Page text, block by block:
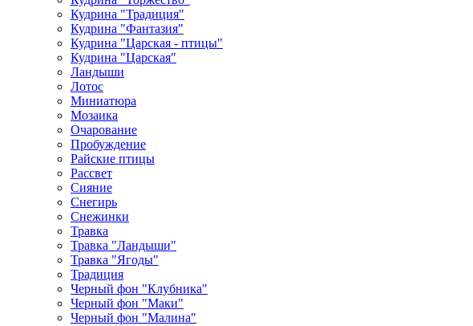
Кудрина "Традиция"
Кудрина "Фантазия"
Кудрина "Царская - птицы"
Кудрина "Царская"
Ландыши
Лотос
Миниатюра
Мозаика
Очарование
Пробуждение
Райские птицы
Рассвет
Сияние
Снегирь
Снежинки
Травка
Травка "Ландыши"
Травка "Ягоды"
Традиция
Черный фон "Клубника"
Черный фон "Маки"
Черный фон "Малина"